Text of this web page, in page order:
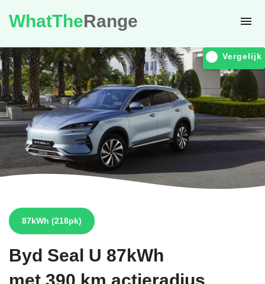
WhatTheRange
Vergelijk
87kWh (218pk)
Byd Seal U 87kWh